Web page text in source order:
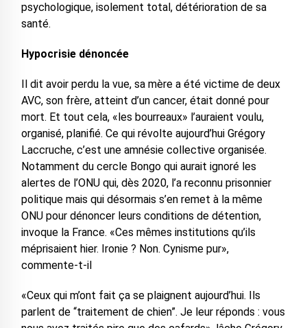
psychologique, isolement total, détérioration de sa
santé.
Hypocrisie dénoncée
Il dit avoir perdu la vue, sa mère a été victime de deux
AVC, son frère, atteint d’un cancer, était donné pour
mort. Et tout cela, «les bourreaux» l’auraient voulu,
organisé, planifié. Ce qui révolte aujourd’hui Grégory
Laccruche, c’est une amnésie collective organisée.
Notamment du cercle Bongo qui aurait ignoré les
alertes de l’ONU qui, dès 2020, l’a reconnu prisonnier
politique mais qui désormais s’en remet à la même
ONU pour dénoncer leurs conditions de détention,
invoque la France. «Ces mêmes institutions qu’ils
méprisaient hier. Ironie ? Non. Cynisme pur»,
commente-t-il
«Ceux qui m’ont fait ça se plaignent aujourd’hui. Ils
parlent de “traitement de chien”. Je leur réponds : vous